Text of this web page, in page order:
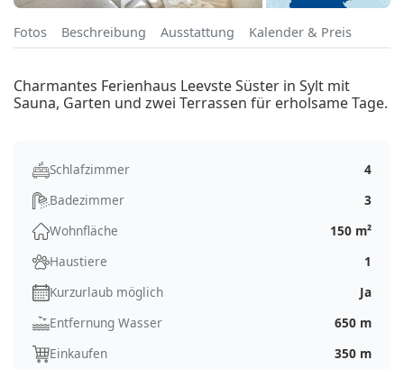
Fotos Beschreibung Ausstattung Kalender & Preis
Charmantes Ferienhaus Leevste Süster in Sylt mit
Sauna, Garten und zwei Terrassen für erholsame Tage.
Schlafzimmer
4
Badezimmer
3
Wohnfläche
150 m²
Haustiere
1
Kurzurlaub möglich
Ja
Entfernung Wasser
650 m
Einkaufen
350 m